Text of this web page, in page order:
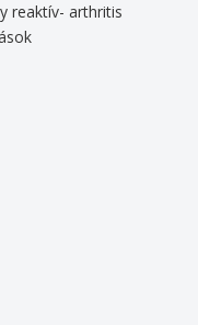
reaktív- arthritis